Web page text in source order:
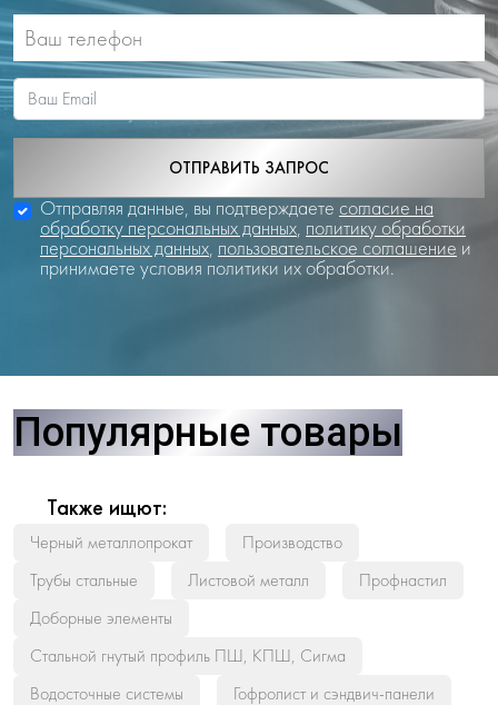
ОТПРАВИТЬ ЗАПРОС
Отправляя данные, вы подтверждаете согласие на
обработку персональных данных, политику обработки
персональных данных, пользовательское соглашение и
принимаете условия политики их обработки.
Популярные товары
Также ищют:
Черный металлопрокат
Производство
Трубы стальные
Листовой металл
Профнастил
Доборные элементы
Стальной гнутый профиль ПШ, КПШ, Сигма
Водосточные системы
Гофролист и сэндвич-панели